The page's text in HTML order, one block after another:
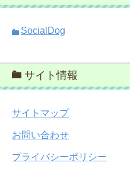
SocialDog
サイト情報
サイトマップ
お問い合わせ
プライバシーポリシー